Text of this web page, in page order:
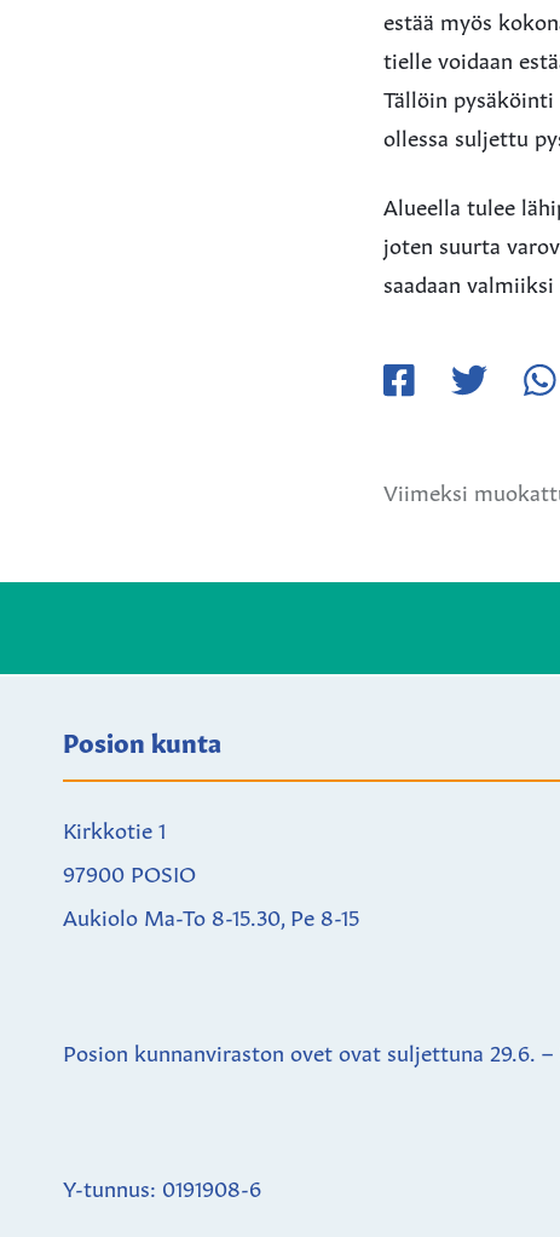
estää myös
tielle voidaan
Tällöin
ollessa suljettu
Alueella tulee
joten suurta
saadaan
Viimeksi
Posion kunta
Kirkkotie 1
97900 POSIO
Aukiolo Ma-To 8-15.30, Pe 8-15
Posion kunnanviraston ovet ovat suljettuna 29.6.
Y-tunnus: 0191908-6